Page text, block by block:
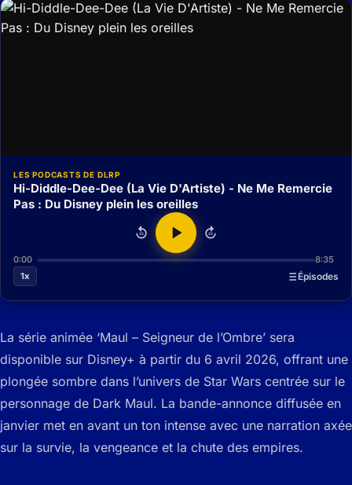
LES PODCASTS DE DLRP
Hi-Diddle-Dee-Dee (La Vie D'Artiste) - Ne Me Remercie
Pas : Du Disney plein les oreilles
15 15
0:00
8:35
1x
Épisodes
La série animée ‘Maul – Seigneur de l’Ombre’ sera
disponible sur Disney+ à partir du 6 avril 2026, offrant une
plongée sombre dans l’univers de Star Wars centrée sur le
personnage de Dark Maul. La bande-annonce diffusée en
janvier met en avant un ton intense avec une narration axée
sur la survie, la vengeance et la chute des empires.